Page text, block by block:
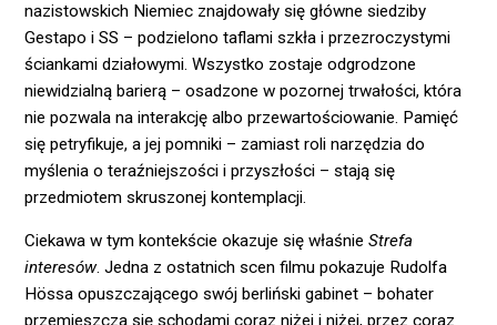
nazistowskich Niemiec znajdowały się główne siedziby
Gestapo i SS – podzielono taflami szkła i przezroczystymi
ściankami działowymi. Wszystko zostaje odgrodzone
niewidzialną barierą – osadzone w pozornej trwałości, która
nie pozwala na interakcję albo przewartościowanie. Pamięć
się petryfikuje, a jej pomniki – zamiast roli narzędzia do
myślenia o teraźniejszości i przyszłości – stają się
przedmiotem skruszonej kontemplacji.
Ciekawa w tym kontekście okazuje się właśnieStrefa
interesów. Jedna z ostatnich scen filmu pokazuje Rudolfa
Hössa opuszczającego swój berliński gabinet – bohater